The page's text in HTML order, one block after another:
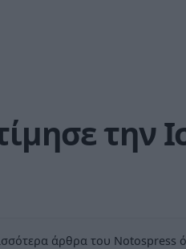
την
άρθρα του Notospress